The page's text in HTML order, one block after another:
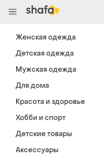
Женская одежда
Детская одежда
Мужская одежда
Для дома
Красота и здоровье
Хобби и спорт
Детские товары
Аксессуары